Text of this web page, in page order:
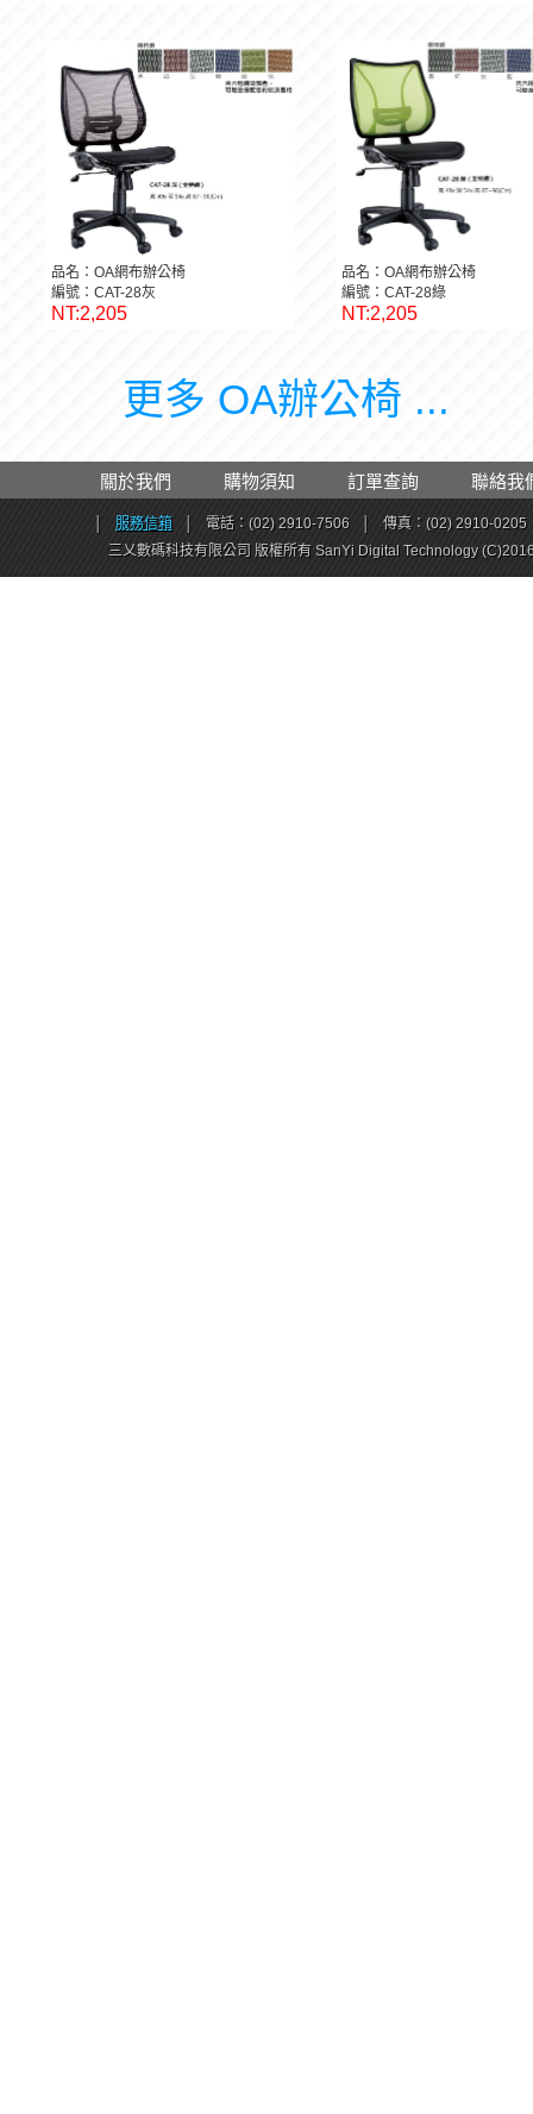
品名：OA網布辦公椅
編號：CAT-28灰
NT:2,205
品名：OA網布辦公椅
編號：CAT-28綠
NT:2,205
更多 OA辦公椅 ...
關於我們 購物須知 訂單查詢 聯絡我
服務信箱 電話：(02) 2910-7506
傳真：(02) 2910-0205
三乂數碼科技有限公司 版權所有 SanYi Digital Technology